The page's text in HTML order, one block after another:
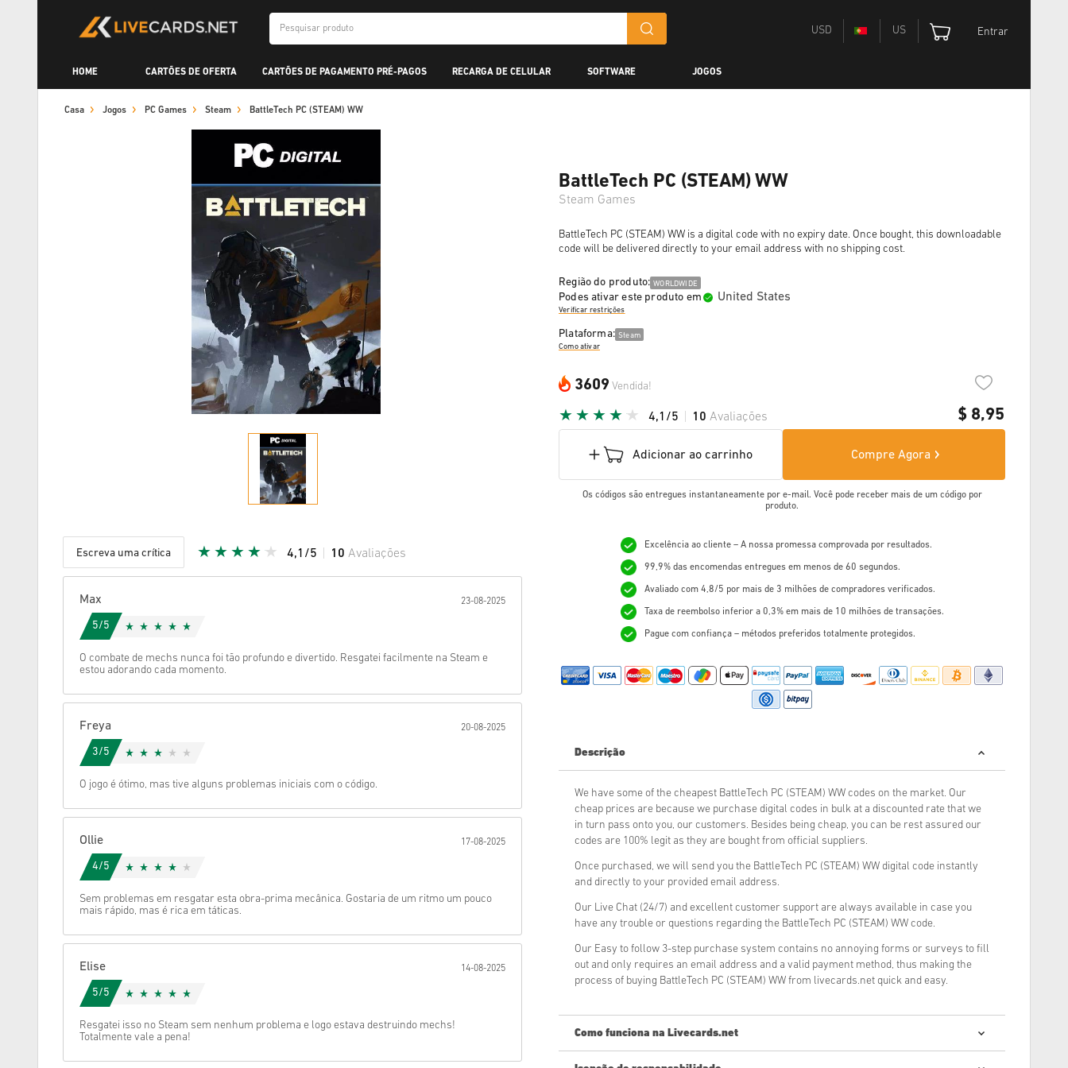
USD US Entrar
HOME CARTÕES DE OFERTA CARTÕES DE PAGAMENTO PRÉ-PAGOS RECARGA DE CELULAR SOFTWARE JOGOS
Casa Jogos PC Games Steam BattleTech PC (STEAM) WW
Escreva uma crítica 4,1/5 10 Avaliações
Cancelar
Max 23-08-2025
5/5
O combate de mechs nunca foi tão profundo e divertido. Resgatei facilmente na Steam e
estou adorando cada momento.
Freya 20-08-2025
3/5
O jogo é ótimo, mas tive alguns problemas iniciais com o código.
Ollie 17-08-2025
4/5
Sem problemas em resgatar esta obra-prima mecânica. Gostaria de um ritmo um pouco
mais rápido, mas é rica em táticas.
Elise 14-08-2025
5/5
Resgatei isso no Steam sem nenhum problema e logo estava destruindo mechs!
Totalmente vale a pena!
BattleTech PC (STEAM) WW
Steam Games
BattleTech PC (STEAM) WW is a digital code with no expiry date. Once bought, this downloadable
code will be delivered directly to your email address with no shipping cost.
Região do produto: WORLDWIDE
Podes ativar este produto em United States
Verificar restrições
Plataforma: Steam
Como ativar
3609 Vendida!
$ 8,95
4,1/5 10 Avaliações
Adicionar ao carrinho Compre Agora
Os códigos são entregues instantaneamente por e-mail. Você pode receber mais de um código por
produto.
Excelência ao cliente – A nossa promessa comprovada por resultados.
99,9% das encomendas entregues em menos de 60 segundos.
Avaliado com 4,8/5 por mais de 3 milhões de compradores verificados.
Taxa de reembolso inferior a 0,3% em mais de 10 milhões de transações.
Pague com confiança – métodos preferidos totalmente protegidos.
Descrição
We have some of the cheapest BattleTech PC (STEAM) WW codes on the market. Our
cheap prices are because we purchase digital codes in bulk at a discounted rate that we
in turn pass onto you, our customers. Besides being cheap, you can be rest assured our
codes are 100% legit as they are bought from official suppliers.
Once purchased, we will send you the BattleTech PC (STEAM) WW digital code instantly
and directly to your provided email address.
Our Live Chat (24/7) and excellent customer support are always available in case you
have any trouble or questions regarding the BattleTech PC (STEAM) WW code.
Our Easy to follow 3-step purchase system contains no annoying forms or surveys to fill
out and only requires an email address and a valid payment method, thus making the
process of buying BattleTech PC (STEAM) WW from livecards.net quick and easy.
Como funciona na Livecards.net